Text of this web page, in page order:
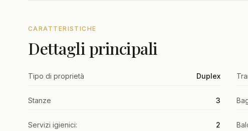
CARATTERISTICHE
Dettagli principali
Tipo di proprietà Duplex
Stanze 3
Servizi igienici: 2